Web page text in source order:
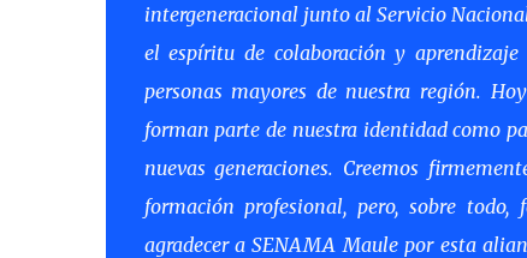
intergeneracional junto al Servicio
el espíritu de colaboración y
personas mayores de nuestra región.
forman parte de nuestra identidad como
nuevas generaciones. Creemos
formación profesional, pero, sobre
agradecer a SENAMA Maule por esta